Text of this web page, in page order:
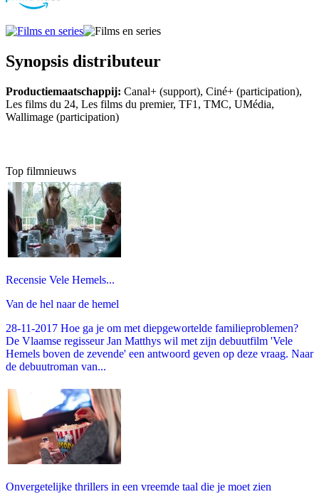
Synopsis distributeur
Productiemaatschappij: Canal+ (support), Ciné+ (participation),
Les films du 24, Les films du premier, TF1, TMC, UMédia,
Wallimage (participation)
Top filmnieuws
Recensie Vele Hemels...
Van de hel naar de hemel
28-11-2017 Hoe ga je om met diepgewortelde familieproblemen?
De Vlaamse regisseur Jan Matthys wil met zijn debuutfilm 'Vele
Hemels boven de zevende' een antwoord geven op deze vraag. Naar
de debuutroman van...
Onvergetelijke thrillers in een vreemde taal die je moet zien